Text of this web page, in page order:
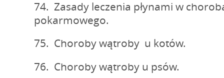
74. Zasady leczenia płynami w
pokarmowego.
75. Choroby wątroby u kotów.
76. Choroby wątroby u psów.